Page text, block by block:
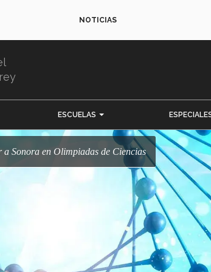
NOTICIAS
ESCUELAS
a Sonora en Olimpiadas de Ciencias